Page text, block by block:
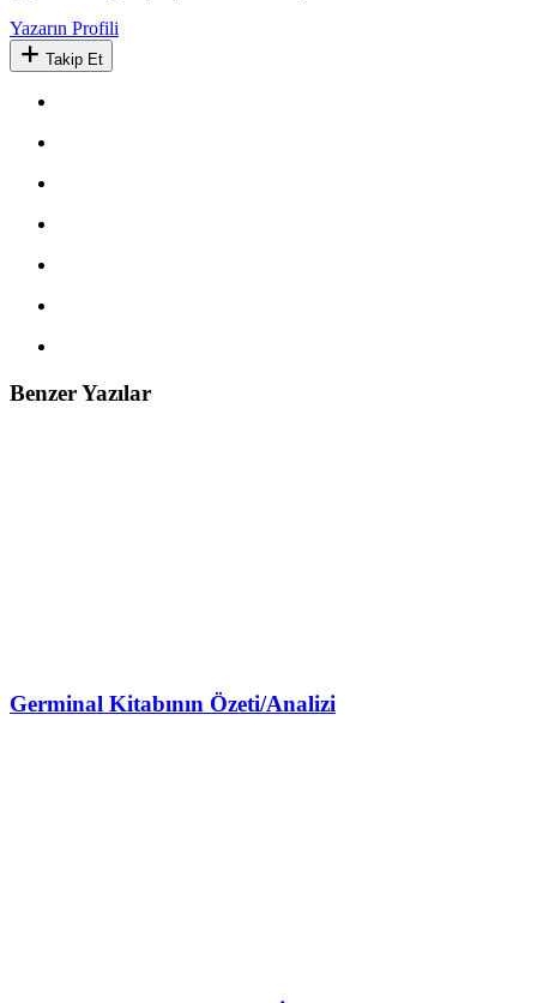
Yazarın Profili
Takip Et
Benzer Yazılar
Germinal Kitabının Özeti/Analizi